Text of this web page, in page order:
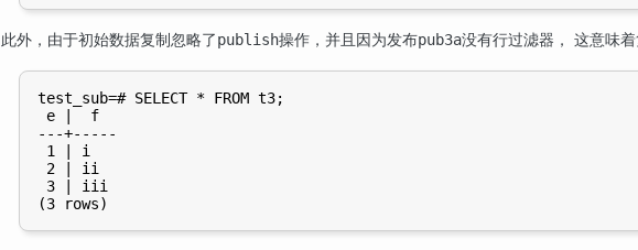
此外，由于初始数据复制忽略了publish操作，并且因为发布pub3a没有行过滤器， 这意味
test_sub=# SELECT * FROM t3;
e |  f
---+-----
1 | i
2 | ii
3 | iii